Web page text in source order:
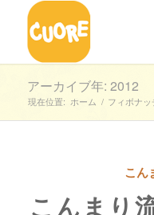
アーカイブ年: 2012
現在位置: ホーム / フィボナ
こん
こんまり